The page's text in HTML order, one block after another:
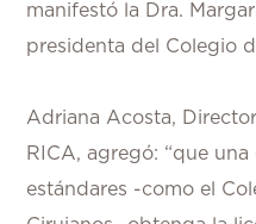
manifestó la Dra.
presidenta del Colegio
Adriana Acosta,
RICA, agregó: “que
estándares -como el